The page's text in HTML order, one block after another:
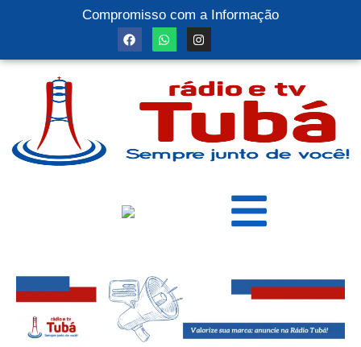
Compromisso com a Informação